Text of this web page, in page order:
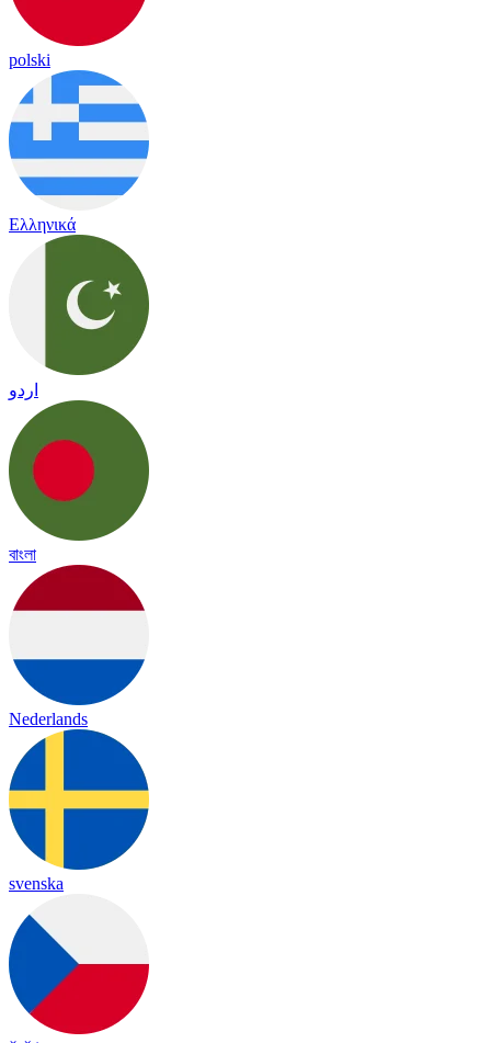
polski
Ελληνικά
اردو
বাংলা
Nederlands
svenska